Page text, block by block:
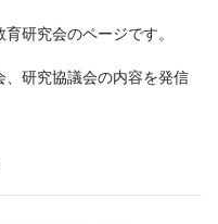
研究会のページです。
研究協議会の内容を発信